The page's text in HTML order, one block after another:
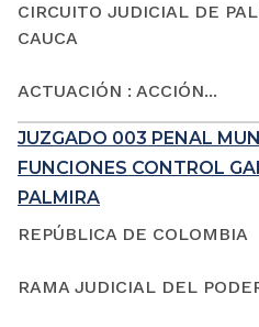
CIRCUITO JUDICIAL DE
CAUCA
ACTUACIÓN : ACCIÓN...
JUZGADO 003 PENAL
FUNCIONES CONTROL
PALMIRA
REPÚBLICA DE COLOMBIA
RAMA JUDICIAL DEL